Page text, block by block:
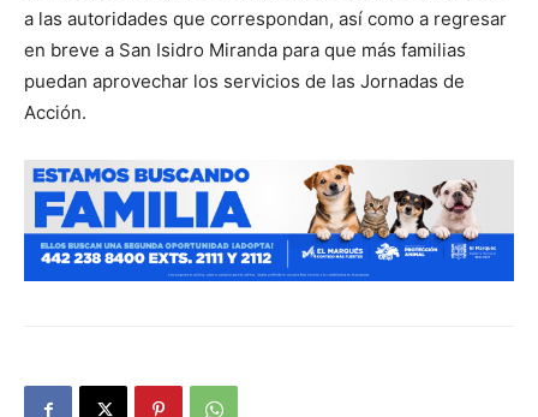
a las autoridades que correspondan, así como a regresar
en breve a San Isidro Miranda para que más familias
puedan aprovechar los servicios de las Jornadas de
Acción.